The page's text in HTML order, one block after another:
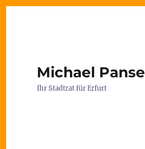
Michael Panse
Ihr Stadtrat für Erfurt